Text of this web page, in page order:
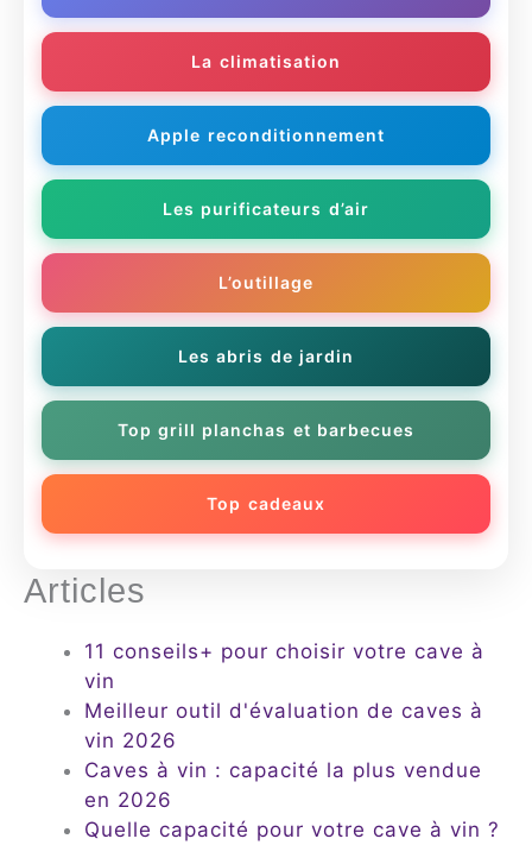
La climatisation
Apple reconditionnement
Les purificateurs d’air
L’outillage
Les abris de jardin
Top grill planchas et barbecues
Top cadeaux
Articles
11 conseils+ pour choisir votre cave à
vin
Meilleur outil d'évaluation de caves à
vin 2026
Caves à vin : capacité la plus vendue
en 2026
Quelle capacité pour votre cave à vin ?